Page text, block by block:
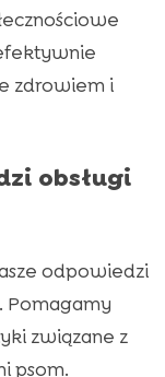
zdrowiem i
obsługi
odpowiedzi
Pomagamy
związane z
psom.